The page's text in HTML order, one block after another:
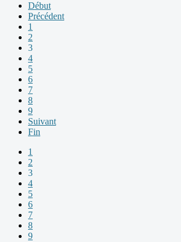
Début
Précédent
1
2
3
4
5
6
7
8
9
Suivant
Fin
1
2
3
4
5
6
7
8
9